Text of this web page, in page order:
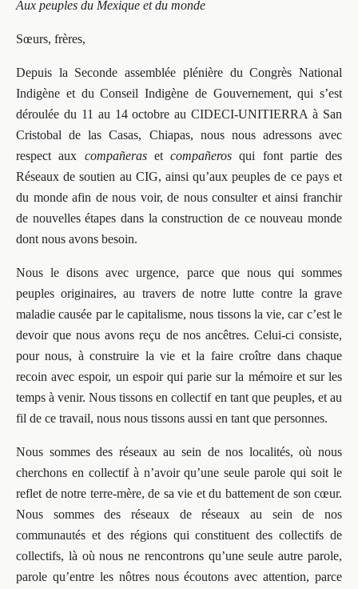
Aux peuples du Mexique et du monde
Sœurs, frères,
Depuis la Seconde assemblée plénière du Congrès National
Indigène et du Conseil Indigène de Gouvernement, qui s’est
déroulée du 11 au 14 octobre au CIDECI-UNITIERRA à San
Cristobal de las Casas, Chiapas, nous nous adressons avec
respect aux compañeraset compañeros qui font partie des
Réseaux de soutien au CIG, ainsi qu’aux peuples de ce pays et
du monde afin de nous voir, de nous consulter et ainsi franchir
de nouvelles étapes dans la construction de ce nouveau monde
dont nous avons besoin.
Nous le disons avec urgence, parce que nous qui sommes
peuples originaires, au travers de notre lutte contre la grave
maladie causée par le capitalisme, nous tissons la vie, car c’est le
devoir que nous avons reçu de nos ancêtres. Celui-ci consiste,
pour nous, à construire la vie et la faire croître dans chaque
recoin avec espoir, un espoir qui parie sur la mémoire et sur les
temps à venir. Nous tissons en collectif en tant que peuples, et au
fil de ce travail, nous nous tissons aussi en tant que personnes.
Nous sommes des réseaux au sein de nos localités, où nous
cherchons en collectif à n’avoir qu’une seule parole qui soit le
reflet de notre terre-mère, de sa vie et du battement de son cœur.
Nous sommes des réseaux de réseaux au sein de nos
communautés et des régions qui constituent des collectifs de
collectifs, là où nous ne rencontrons qu’une seule autre parole,
parole qu’entre les nôtres nous écoutons avec attention, parce